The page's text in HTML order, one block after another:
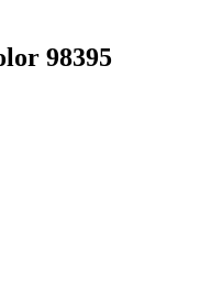
98395